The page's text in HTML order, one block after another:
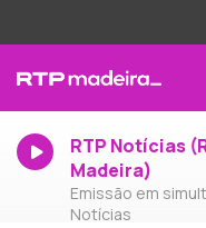
RTP Notícias
Madeira)
Emissão em
Notícias